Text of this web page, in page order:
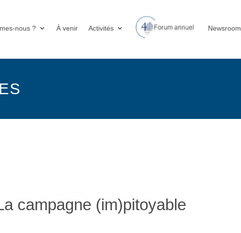
nous ? À venir Activités Newsroom
campagne (im)pitoyable